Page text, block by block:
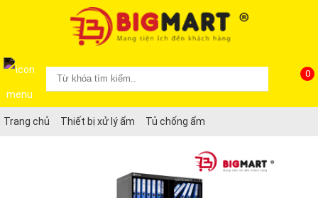
0
Trang chủ Thiết bị xử lý ẩm Tủ chống ẩm